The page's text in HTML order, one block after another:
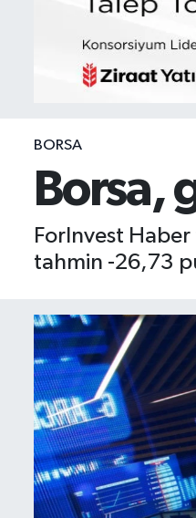
BORSA
Borsa,
ForInvest
tahmin -26,73
Şirket Haberleri
BIST 100 Isı Haritası
Coin Isı Haritası
Ekonomik Takvim
Gizlilik Sözleşmesi
Hakkımızda
İletişim